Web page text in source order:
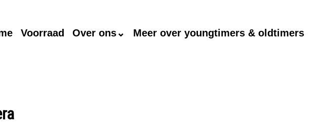
Voorraad Over ons⌄ Meer over youngtimers & oldtimers